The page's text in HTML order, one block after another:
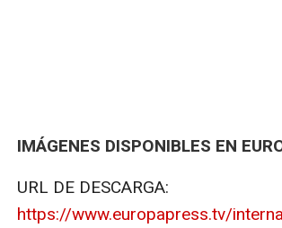
IMÁGENES DISPONIBLES EN
URL DE DESCARGA:
https://www.europapress.tv/